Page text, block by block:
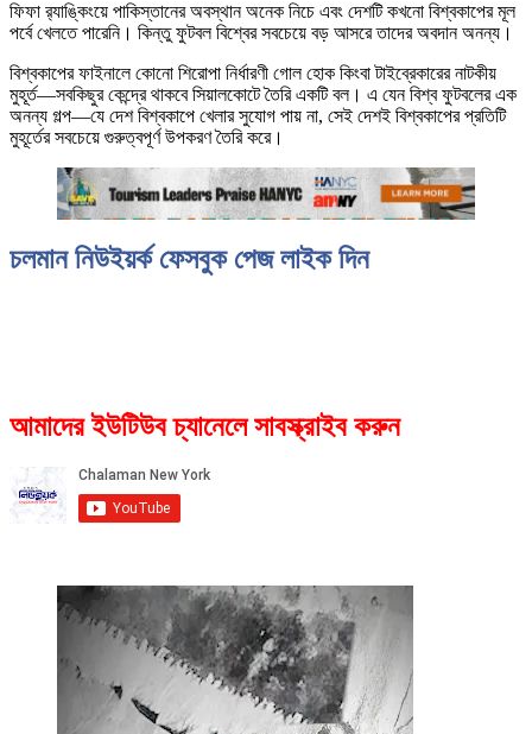
ফিফা র‌্যাঙ্কিংয়ে পাকিস্তানের অবস্থান অনেক নিচে এবং দেশটি কখনো বিশ্বকাপের মূল
পর্বে খেলতে পারেনি। কিন্তু ফুটবল বিশ্বের সবচেয়ে বড় আসরে তাদের অবদান অনন্য।
বিশ্বকাপের ফাইনালে কোনো শিরোপা নির্ধারণী গোল হোক কিংবা টাইব্রেকারের নাটকীয়
মুহূর্ত—সবকিছুর কেন্দ্রে থাকবে সিয়ালকোটে তৈরি একটি বল। এ যেন বিশ্ব ফুটবলের এক
অনন্য গল্প—যে দেশ বিশ্বকাপে খেলার সুযোগ পায় না, সেই দেশই বিশ্বকাপের প্রতিটি
মুহূর্তের সবচেয়ে গুরুত্বপূর্ণ উপকরণ তৈরি করে।
চলমান নিউইয়র্ক ফেসবুক পেজ লাইক দিন
আমাদের ইউটিউব চ্যানেলে সাবস্ক্রাইব করুন